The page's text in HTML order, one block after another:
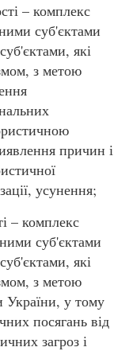
– комплекс
суб'єктами
які
з метою
причин і
усунення;
– комплекс
суб'єктами
які
з метою
України, у тому
посягань від
загроз і